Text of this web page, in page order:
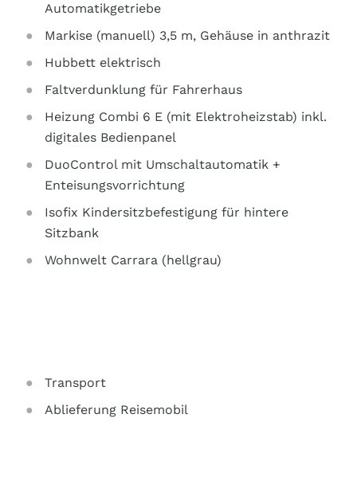
Automatikgetriebe
Markise (manuell) 3,5 m, Gehäuse in anthrazit
Hubbett elektrisch
Faltverdunklung für Fahrerhaus
Heizung Combi 6 E (mit Elektroheizstab) inkl.
digitales Bedienpanel
DuoControl mit Umschaltautomatik +
Enteisungsvorrichtung
Isofix Kindersitzbefestigung für hintere
Sitzbank
Wohnwelt Carrara (hellgrau)
Transport
Ablieferung Reisemobil